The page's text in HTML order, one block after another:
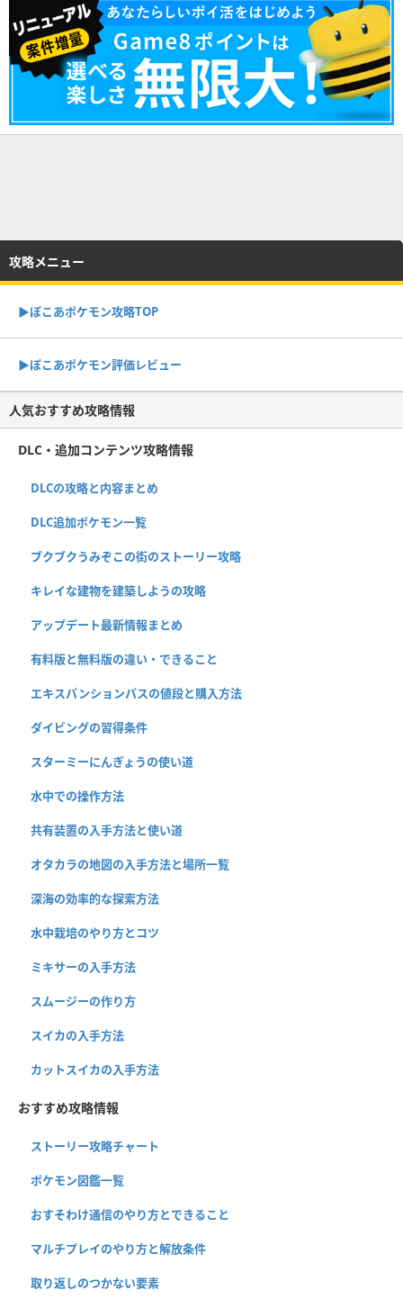
攻略メニュー
▶︎ぽこあポケモン攻略TOP
▶︎ぽこあポケモン評価レビュー
人気おすすめ攻略情報
DLC・追加コンテンツ攻略情報
DLCの攻略と内容まとめ
DLC追加ポケモン一覧
ブクブクうみぞこの街のストーリー攻略
キレイな建物を建築しようの攻略
アップデート最新情報まとめ
有料版と無料版の違い・できること
エキスパンションパスの値段と購入方法
ダイビングの習得条件
スターミーにんぎょうの使い道
水中での操作方法
共有装置の入手方法と使い道
オタカラの地図の入手方法と場所一覧
深海の効率的な探索方法
水中栽培のやり方とコツ
ミキサーの入手方法
スムージーの作り方
スイカの入手方法
カットスイカの入手方法
おすすめ攻略情報
ストーリー攻略チャート
ポケモン図鑑一覧
おすそわけ通信のやり方とできること
マルチプレイのやり方と解放条件
取り返しのつかない要素